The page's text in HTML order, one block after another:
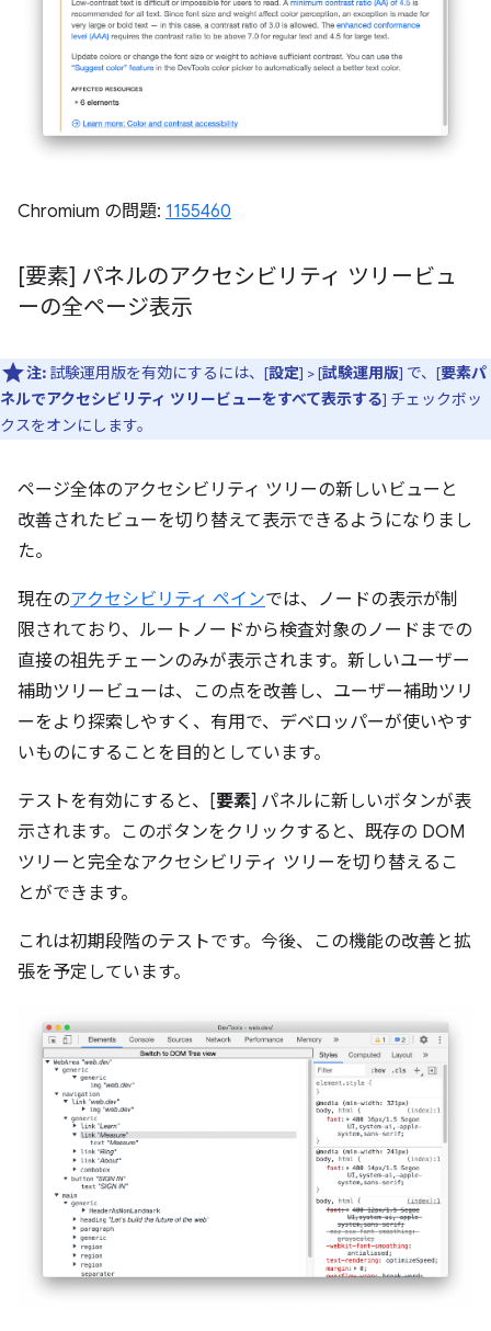
Chromium の問題: 1155460
[要素] パネルのアクセシビリティ ツリービュ
ーの全ページ表示
注: 試験運用版を有効にするには、[設定] > [試験運用版] で、[要素パ
ネルでアクセシビリティ ツリービューをすべて表示する] チェックボッ
クスをオンにします。
ページ全体のアクセシビリティ ツリーの新しいビューと
改善されたビューを切り替えて表示できるようになりまし
た。
現在のアクセシビリティ ペインでは、ノードの表示が制
限されており、ルートノードから検査対象のノードまでの
直接の祖先チェーンのみが表示されます。新しいユーザー
補助ツリービューは、この点を改善し、ユーザー補助ツリ
ーをより探索しやすく、有用で、デベロッパーが使いやす
いものにすることを目的としています。
テストを有効にすると、[要素] パネルに新しいボタンが表
示されます。このボタンをクリックすると、既存の DOM
ツリーと完全なアクセシビリティ ツリーを切り替えるこ
とができます。
これは初期段階のテストです。今後、この機能の改善と拡
張を予定しています。